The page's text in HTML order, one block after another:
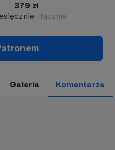
379 zł
łącznie
Galeria Komentarze